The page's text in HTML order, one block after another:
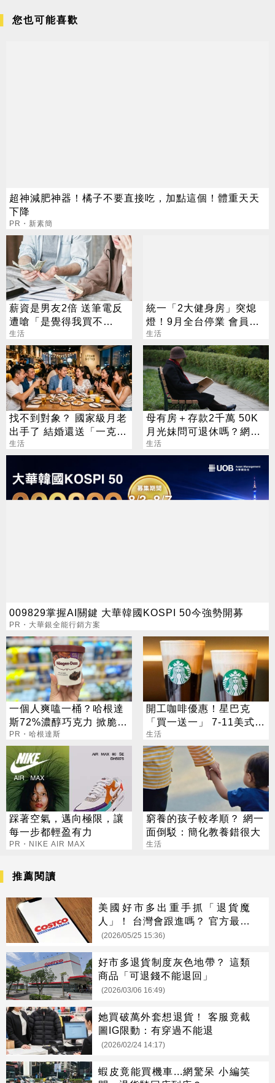
您也可能喜歡
超神減肥神器！橘子不要直接吃，加點這個！體重天天
下降
PR・新素簡
薪資是男友2倍 送筆電反
遭嗆「是覺得我買不
起」？ 網齊勸快逃
生活
統一「2大健身房」突熄
燈！9月全台停業 會員退
費方案一次看
生活
找不到對象？ 國家級月老
出手了 結婚還送「一克拉
鑽戒」
生活
母有房＋存款2千萬 50K
月光妹問可退休嗎？網反
嗆：別當拖油瓶
生活
009829掌握AI關鍵 大華韓國KOSPI 50今強勢開募
PR・大華銀全能行銷方案
一個人爽嗑一桶？哈根達
斯72%濃醇巧克力 掀脆友
共鳴
PR・哈根達斯
開工咖啡優惠！星巴克
「買一送一」 7-11美式買
7送7
生活
踩著空氣，邁向極限，讓
每一步都輕盈有力
PR・NIKE AIR MAX
窮養的孩子較孝順？ 網一
面倒駁：簡化教養錯很大
生活
推薦閱讀
美國好市多出重手抓「退貨魔
人」！ 台灣會跟進嗎？ 官方最新
回應曝光！
(2026/05/25 15:36)
好市多退貨制度灰色地帶？ 這類
商品「可退錢不能退回」
(2026/03/06 16:49)
她買破萬外套想退貨！ 客服竟截
圖IG限動：有穿過不能退
(2026/02/24 14:17)
蝦皮竟能買機車...網驚呆 小編笑